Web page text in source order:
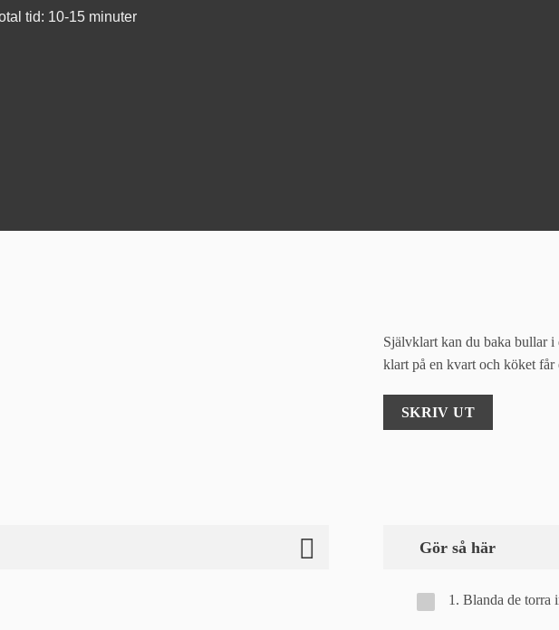
tid: 10-15 minuter
Självklart kan du baka bullar
klart på en kvart och köket
SKRIV UT
Gör så här
1. Blanda de torra